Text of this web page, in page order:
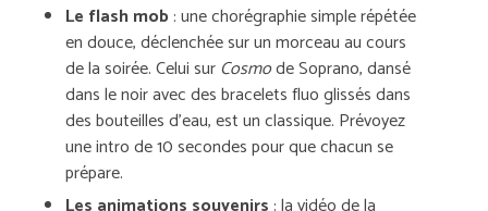
Le flash mob : une chorégraphie simple répétée
en douce, déclenchée sur un morceau au cours
de la soirée. Celui surCosmode Soprano, dansé
dans le noir avec des bracelets fluo glissés dans
des bouteilles d’eau, est un classique. Prévoyez
une intro de 10 secondes pour que chacun se
prépare.